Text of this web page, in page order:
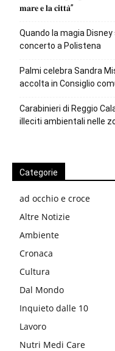
𝐦𝐚𝐫𝐞 𝐞 𝐥𝐚 𝐜𝐢𝐭𝐭𝐚̀”
Quando la magia
concerto a Polistena
Palmi celebra Sandra
accolta in Consiglio
Carabinieri di Reggio
illeciti ambientali nelle
Categorie
ad occhio e croce
Altre Notizie
Ambiente
Cronaca
Cultura
Dal Mondo
Inquieto dalle 10
Lavoro
Nutri Medi Care